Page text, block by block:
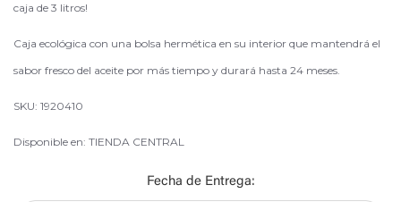
caja de 3 litros!
Caja ecológica con una bolsa hermética en su interior que mantendrá el
sabor fresco del aceite por más tiempo y durará hasta 24 meses.
SKU: 1920410
Disponible en: TIENDA CENTRAL
Fecha de Entrega: